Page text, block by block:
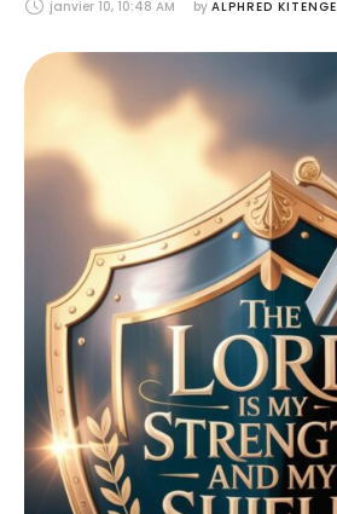
janvier 10, 10:48 AM by ALPHRED KITENGE